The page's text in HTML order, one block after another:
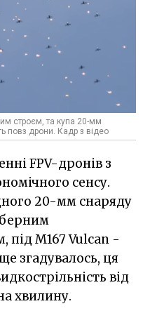
строєм, та купа 20-мм
повз дрони. Кадр з відео
FPV-дронів з
сенсу.
20-мм снаряду
M167 Vulcan -
згадувалось, ця
від
хвилину.